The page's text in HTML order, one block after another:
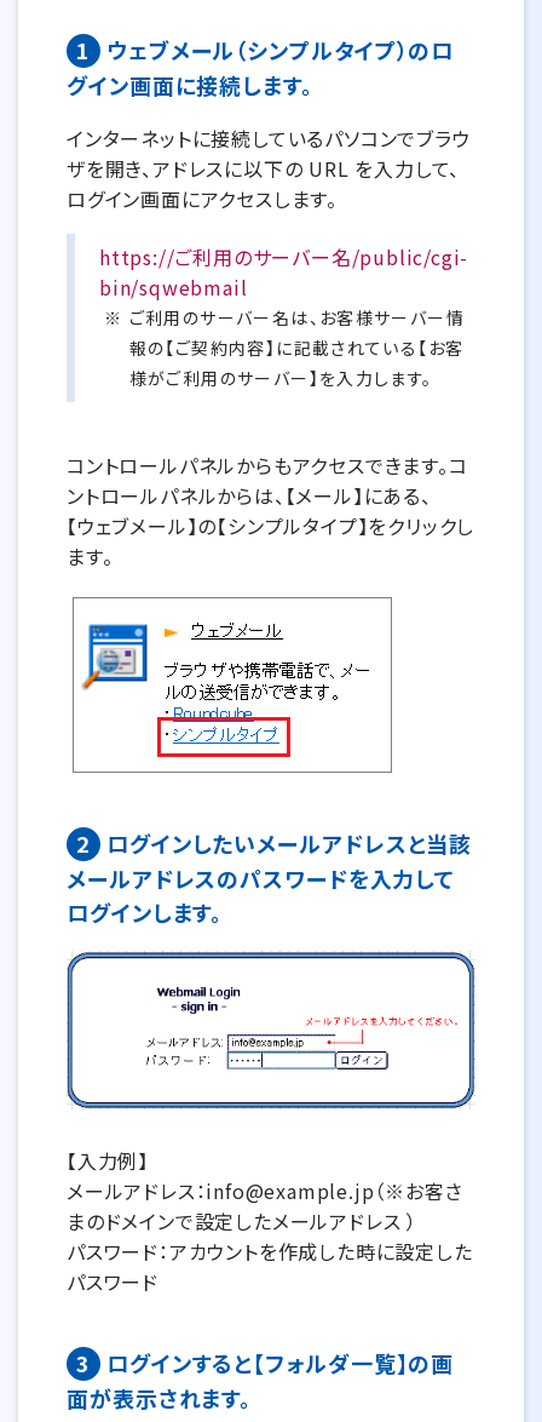
1
ウェブメール（シンプルタイプ）のロ
グイン画面に接続します。
インターネットに接続しているパソコンでブラウ
ザを開き、アドレスに以下の URL を入力して、
ログイン画面にアクセスします。
https://ご利用のサーバー名/public/cgi-
bin/sqwebmail
ご利用のサーバー名は、お客様サーバー情
報の【ご契約内容】に記載されている【お客
様がご利用のサーバー】を入力します。
コントロールパネルからもアクセスできます。コ
ントロールパネルからは、【メール】にある、
【ウェブメール】の【シンプルタイプ】をクリックし
ます。
2
ログインしたいメールアドレスと当該
メールアドレスのパスワードを入力して
ログインします。
【入力例】
メールアドレス：info@example.jp（※お客さ
まのドメインで設定したメールアドレス ）
パスワード：アカウントを作成した時に設定した
パスワード
3
ログインすると【フォルダ一覧】の画
面が表示されます。